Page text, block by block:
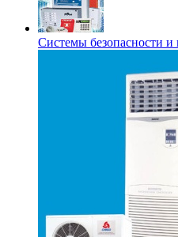
Системы безопасности